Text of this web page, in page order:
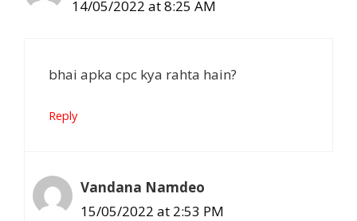
14/05/2022 at 8:25 AM
bhai apka cpc kya rahta hain?
Reply
Vandana Namdeo
15/05/2022 at 2:53 PM